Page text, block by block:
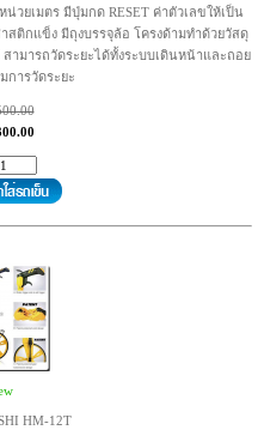
วยเมตร มีปุ่มกด RESET ค่าตัวเลขให้เป็น
สติกแข็ง มีถุงบรรจุล้อ โครงด้ามทำด้วยวัสดุ
ามารถวัดระยะได้ทั้งระบบเดินหน้าและถอย
การวัดระยะ
HM-12T